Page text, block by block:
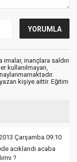
inançlara saldırı
kullanılmayan,
kişiye aittir. Eğitim
Çarşamba 09:10
acıklandı acaba
?